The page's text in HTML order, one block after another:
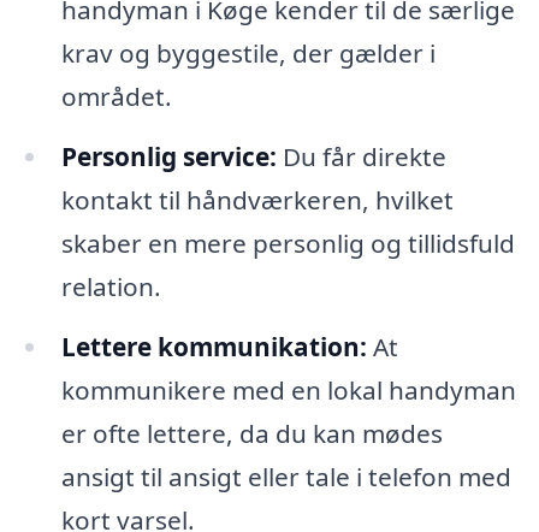
handyman i Køge kender til de særlige
krav og byggestile, der gælder i
området.
Personlig service: Du får direkte
kontakt til håndværkeren, hvilket
skaber en mere personlig og tillidsfuld
relation.
Lettere kommunikation: At
kommunikere med en lokal handyman
er ofte lettere, da du kan mødes
ansigt til ansigt eller tale i telefon med
kort varsel.